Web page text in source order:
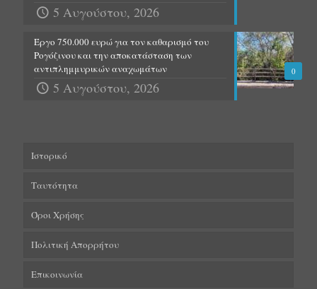
5 Αυγούστου, 2026
0
Έργο 750.000 ευρώ για τον καθαρισμό του
Ρογόζινου και την αποκατάσταση των
αντιπλημμυρικών αναχωμάτων
5 Αυγούστου, 2026
Ιστορικό
Ταυτότητα
Όροι Χρήσης
Πολιτική Απορρήτου
Επικοινωνία